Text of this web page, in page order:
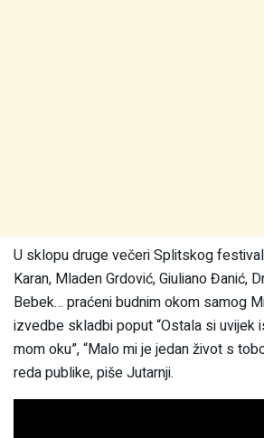
U sklopu druge večeri Splitskog
Karan, Mladen Grdović, Giuliano Đanić,
Bebek… praćeni budnim okom samog
izvedbe skladbi poput “Ostala si uvijek
mom oku”, “Malo mi je jedan život s
reda publike, piše Jutarnji.